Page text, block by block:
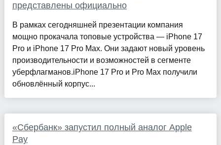
представлены официально
В рамках сегодняшней презентации компания
мощно прокачала топовые устройства — iPhone 17
Pro и iPhone 17 Pro Max. Они задают новый уровень
производительности и возможностей в сегменте
уберфлагманов.iPhone 17 Pro и Pro Max получили
обновлённый корпус...
«Сбербанк» запустил полный аналог Apple
Pay